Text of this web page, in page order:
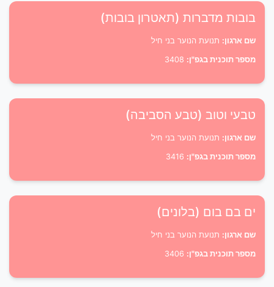
בובות מדברות (תאטרון בובות)
שם ארגון: תנועת הנוער בני חיל
מספר תוכנית בגפ"ן:
טבעי וטוב (טבע הסביבה)
שם ארגון: תנועת הנוער בני חיל
מספר תוכנית בגפ"ן:
ים בם בום (בלונים)
שם ארגון: תנועת הנוער בני חיל
מספר תוכנית בגפ"ן: